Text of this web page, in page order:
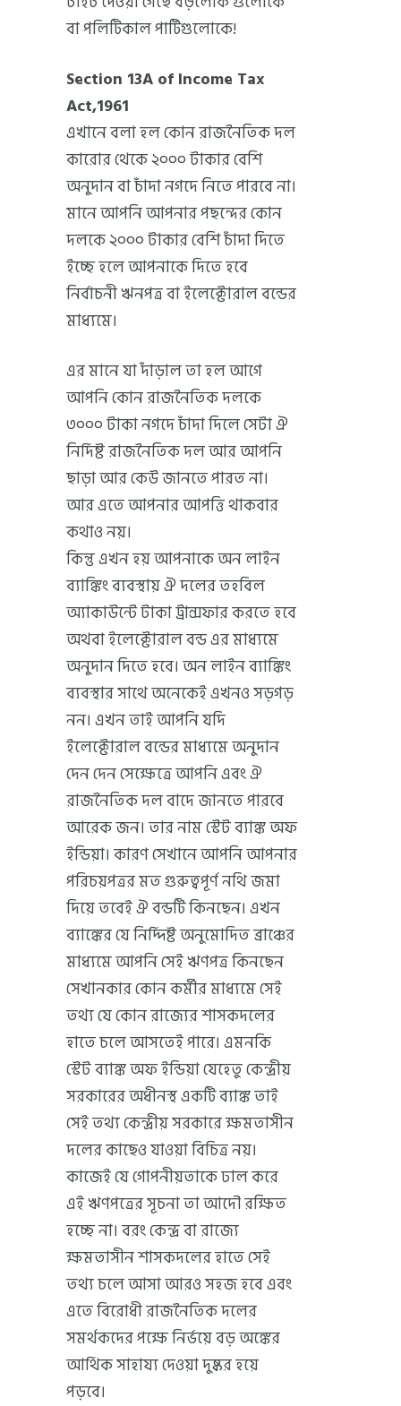
বা পলিটিকাল পার্টিগুলোকে!
Section 13A of Income Tax
Act,1961
এখানে বলা হল কোন রাজনৈতিক দল
কারোর থেকে ২০০০ টাকার বেশি
অনুদান বা চাঁদা নগদে নিতে পারবে না।
মানে আপনি আপনার পছন্দের কোন
দলকে ২০০০ টাকার বেশি চাঁদা দিতে
ইচ্ছে হলে আপনাকে দিতে হবে
নির্বাচনী ঋনপত্র বা ইলেক্টোরাল বন্ডের
মাধ্যমে।
এর মানে যা দাঁড়াল তা হল আগে
আপনি কোন রাজনৈতিক দলকে
৩০০০ টাকা নগদে চাঁদা দিলে সেটা ঐ
নির্দিষ্ট রাজনৈতিক দল আর আপনি
ছাড়া আর কেউ জানতে পারত না।
আর এতে আপনার আপত্তি থাকবার
কথাও নয়।
কিন্তু এখন হয় আপনাকে অন লাইন
ব্যাঙ্কিং ব্যবস্থায় ঐ দলের তহবিল
অ্যাকাউন্টে টাকা ট্রান্সফার করতে হবে
অথবা ইলেক্টোরাল বন্ড এর মাধ্যমে
অনুদান দিতে হবে। অন লাইন ব্যাঙ্কিং
ব্যবস্থার সাথে অনেকেই এখনও সড়গড়
নন। এখন তাই আপনি যদি
ইলেক্টোরাল বন্ডের মাধ্যমে অনুদান
দেন দেন সেক্ষেত্রে আপনি এবং ঐ
রাজনৈতিক দল বাদে জানতে পারবে
আরেক জন। তার নাম স্টেট ব্যাঙ্ক অফ
ইন্ডিয়া। কারণ সেখানে আপনি আপনার
পরিচয়পত্রর মত গুরুত্বপূর্ণ নথি জমা
দিয়ে তবেই ঐ বন্ডটি কিনছেন। এখন
ব্যাঙ্কের যে নির্দ্দিষ্ট অনুমোদিত ব্রাঞ্চের
মাধ্যমে আপনি সেই ঋণপত্র কিনছেন
সেখানকার কোন কর্মীর মাধ্যমে সেই
তথ্য যে কোন রাজ্যের শাসকদলের
হাতে চলে আসতেই পারে। এমনকি
স্টেট ব্যাঙ্ক অফ ইন্ডিয়া যেহেতু কেন্দ্রীয়
সরকারের অধীনস্থ একটি ব্যাঙ্ক তাই
সেই তথ্য কেন্দ্রীয় সরকারে ক্ষমতাসীন
দলের কাছেও যাওয়া বিচিত্র নয়।
কাজেই যে গোপনীয়তাকে ঢাল করে
এই ঋণপত্রের সূচনা তা আদৌ রক্ষিত
হচ্ছে না। বরং কেন্দ্র বা রাজ্যে
ক্ষমতাসীন শাসকদলের হাতে সেই
তথ্য চলে আসা আরও সহজ হবে এবং
এতে বিরোধী রাজনৈতিক দলের
সমর্থকদের পক্ষে নির্ভয়ে বড় অঙ্কের
আর্থিক সাহায্য দেওয়া দুষ্কর হয়ে
পড়বে।